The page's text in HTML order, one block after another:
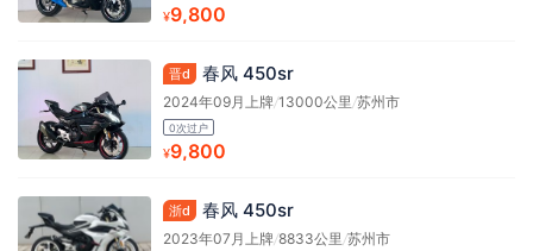
¥9,800
晋d 春风 450sr
2024年09月上牌/13000公里/苏州市
0次过户
¥9,800
浙d 春风 450sr
2023年07月上牌/8833公里/苏州市